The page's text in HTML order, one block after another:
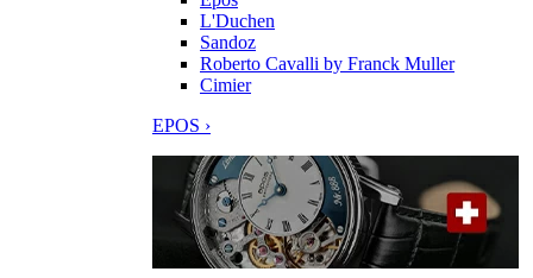
L'Duchen
Sandoz
Roberto Cavalli by Franck Muller
Cimier
EPOS ›